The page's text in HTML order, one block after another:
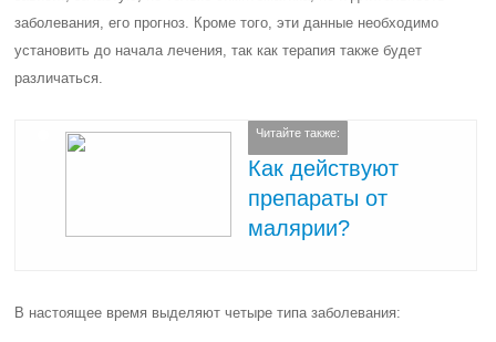
заболевания, его прогноз. Кроме того, эти данные необходимо
установить до начала лечения, так как терапия также будет
различаться.
Читайте также:
Как действуют
препараты от
малярии?
В настоящее время выделяют четыре типа заболевания: